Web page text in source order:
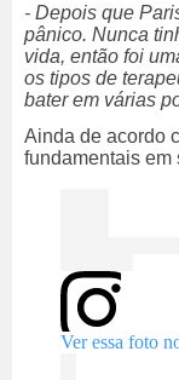
- Depois que
pânico. Nunca
vida, então foi
os tipos de
bater em várias
Ainda de acordo
fundamentais em
Ver essa foto